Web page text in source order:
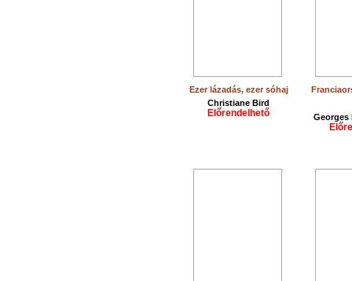
Ezer lázadás, ezer sóhaj
Christiane Bird
Előrendelhető Georges